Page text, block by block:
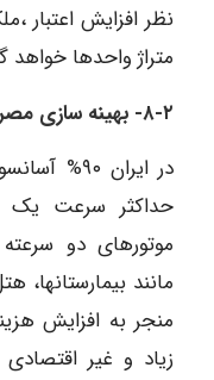
نظر افزایش اعتبار
متراژ واحدها خواهد
۸-۲- بهینه سازی
در ایران
حداکثر سرعت یک
موتورهای دو
مانند بیمارستانها،
منجر به افزایش
زیاد و غیر اقتصادی